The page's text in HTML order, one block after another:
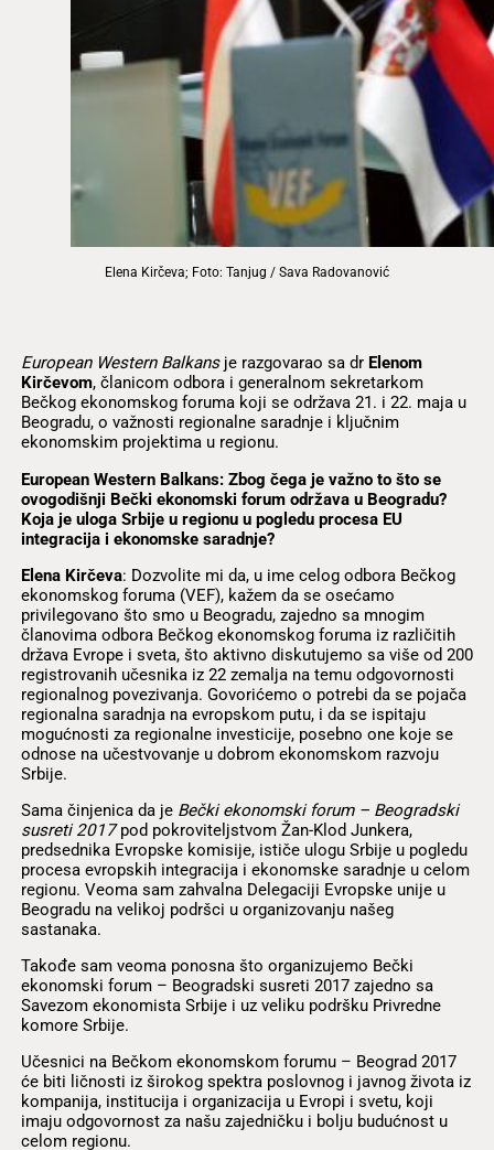
Elena Kirčeva; Foto: Tanjug / Sava Radovanović
European Western Balkansje razgovarao sa dr Elenom
Kirčevom, članicom odbora i generalnom sekretarkom
Bečkog ekonomskog foruma koji se održava 21. i 22. maja u
Beogradu, o važnosti regionalne saradnje i ključnim
ekonomskim projektima u regionu.
European Western Balkans: Zbog čega je važno to što se
ovogodišnji Bečki ekonomski forum održava u Beogradu?
Koja je uloga Srbije u regionu u pogledu procesa EU
integracija i ekonomske saradnje?
Elena Kirčeva: Dozvolite mi da, u ime celog odbora Bečkog
ekonomskog foruma (VEF), kažem da se osećamo
privilegovano što smo u Beogradu, zajedno sa mnogim
članovima odbora Bečkog ekonomskog foruma iz različitih
država Evrope i sveta, što aktivno diskutujemo sa više od 200
registrovanih učesnika iz 22 zemalja na temu odgovornosti
regionalnog povezivanja. Govorićemo o potrebi da se pojača
regionalna saradnja na evropskom putu, i da se ispitaju
mogućnosti za regionalne investicije, posebno one koje se
odnose na učestvovanje u dobrom ekonomskom razvoju
Srbije.
Sama činjenica da je Bečki ekonomski forum – Beogradski
susreti 2017pod pokroviteljstvom Žan-Klod Junkera,
predsednika Evropske komisije, ističe ulogu Srbije u pogledu
procesa evropskih integracija i ekonomske saradnje u celom
regionu. Veoma sam zahvalna Delegaciji Evropske unije u
Beogradu na velikoj podršci u organizovanju našeg
sastanaka.
Takođe sam veoma ponosna što organizujemo Bečki
ekonomski forum – Beogradski susreti 2017 zajedno sa
Savezom ekonomista Srbije i uz veliku podršku Privredne
komore Srbije.
Učesnici na Bečkom ekonomskom forumu – Beograd 2017
će biti ličnosti iz širokog spektra poslovnog i javnog života iz
kompanija, institucija i organizacija u Evropi i svetu, koji
imaju odgovornost za našu zajedničku i bolju budućnost u
celom regionu.